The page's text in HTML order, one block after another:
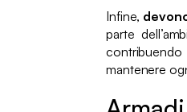
Infine,
parte
mantenere